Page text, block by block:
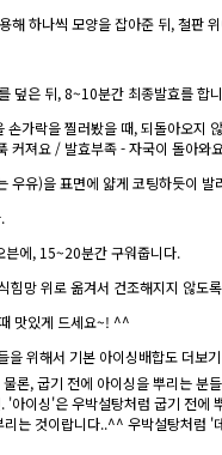
해 하나씩 모양을 잡아준 뒤, 철판
덮은 뒤, 8~10분간 최종발효를 합
가락을 찔러봤을 때, 되돌아오지
커져요 / 발효부족 - 자국이 돌아와
우유)을 표면에 얇게 코팅하듯이 발
에, 15~20분간 구워줍니다.
힘망 위로 옮겨서 건조해지지 않도
맛있게 드세요~! ^^
위해서 기본 아이싱배합도 더보
론, 굽기 전에 아이싱을 뿌리는 분
'아이싱'은 우박설탕처럼 굽기 전에
리는 것이랍니다..^^ 우박설탕처럼 '